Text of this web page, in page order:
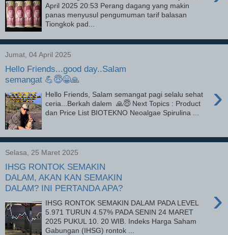
April 2025 20:53 Perang dagang yang makin
panas menyusul pengumuman tarif balasan
Tiongkok pad...
Jumat, 04 April 2025
Hello Friends...good day..Salam
semangat 💪😇😁🙏
›
Hello Friends, Salam semangat pagi selalu sehat
ceria...Berkah dalem 🙏😇 Next Topics : Product
dan Price List BIOTEKNO Neoalgae Spirulina ...
Selasa, 25 Maret 2025
IHSG RONTOK SEMAKIN
DALAM, AKAN KAN SEMAKIN
DALAM? INI PERTANDA APA?
›
IHSG RONTOK SEMAKIN DALAM PADA LEVEL
5.971 TURUN 4.57% PADA SENIN 24 MARET
2025 PUKUL 10. 20 WIB. Indeks Harga Saham
Gabungan (IHSG) rontok ...